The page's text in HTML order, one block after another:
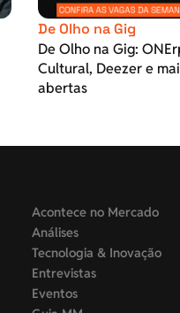
De Olho na Gig
De Olho na Gig:
Cultural, Deezer e
abertas
Acontece no Mercado
Análises
Tecnologia & Inovação
Entrevistas
Eventos